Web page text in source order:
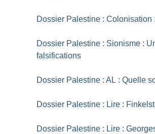
Dossier Palestine : Colonisation
Dossier Palestine : Sionisme :
falsifications
Dossier Palestine : AL : Quelle
Dossier Palestine : Lire :
Dossier Palestine : Lire :